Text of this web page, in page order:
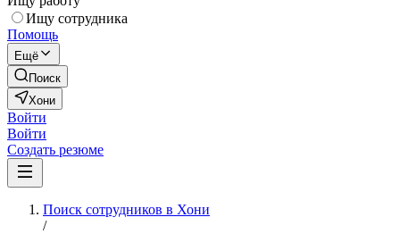
Ищу сотрудника
Помощь
Ещё
Поиск
Хони
Войти
Войти
Создать резюме
Поиск сотрудников в Хони
/